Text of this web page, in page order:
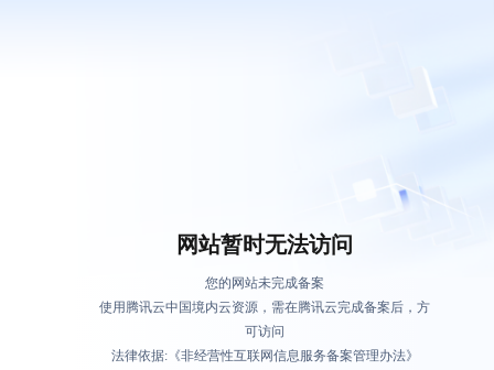
网站暂时无法访问
您的网站未完成备案
使用腾讯云中国境内云资源，需在腾讯云完成备案后，方
可访问
法律依据:《非经营性互联网信息服务备案管理办法》